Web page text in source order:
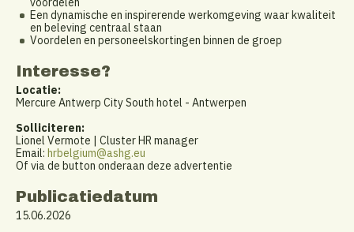
Een dynamische en inspirerende werkomgeving waar kwaliteit
en beleving centraal staan
Voordelen en personeelskortingen binnen de groep
Interesse?
Locatie:
Mercure Antwerp City South hotel - Antwerpen
Solliciteren:
Lionel Vermote | Cluster HR manager
Email: hrbelgium@ashg.eu
Of via de button onderaan deze advertentie
Publicatiedatum
15.06.2026